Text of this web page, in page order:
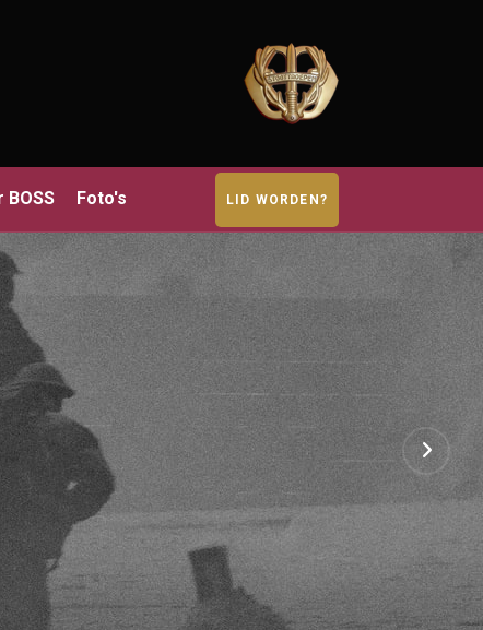
BOSS Foto's LID WORDEN?